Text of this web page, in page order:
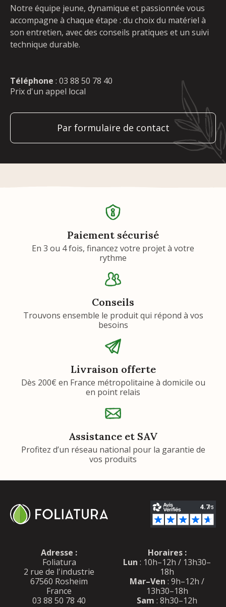
Notre équipe jeune, dynamique et passionnée vous
accompagne à chaque étape : du choix du matériel à
son entretien, avec des conseils pratiques et un suivi
technique durable.
Téléphone : 03 88 50 78 40
Prix d'un appel local
Par formulaire de contact
Paiement sécurisé
En 3 ou 4 fois, financez votre projet à votre
rythme
Conseils
Trouvons ensemble le produit qui répond à vos
besoins
Livraison offerte
Dès 200€ en France métropolitaine à domicile ou
en point relais
Assistance et SAV
Profitez d’un réseau national pour la garantie de
vos produits
Adresse :
Foliatura
2 rue de l'industrie
67560 Rosheim
France
03 88 50 78 40
Horaires :
Lun : 10h–12h / 13h30–
18h
Mar–Ven : 9h–12h /
13h30–18h
Sam : 8h30–12h